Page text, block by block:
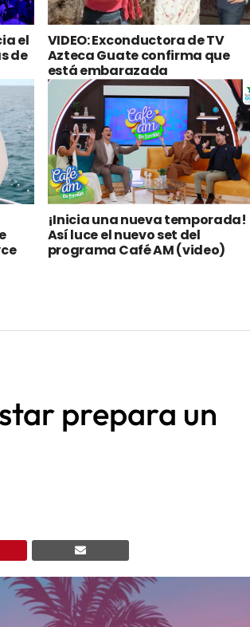
el
de
VIDEO: Exconductora de TV
Azteca Guate confirma que
está embarazada
¡Inicia una nueva temporada!
Así luce el nuevo set del
programa Café AM (video)
prepara un